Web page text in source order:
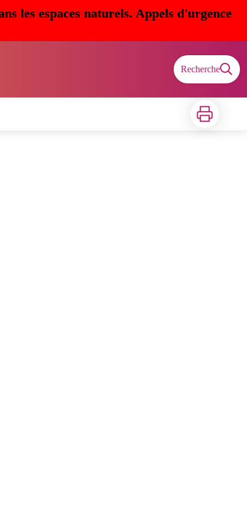
les espaces naturels. Appels d'urgence
Recherche
Imprimer